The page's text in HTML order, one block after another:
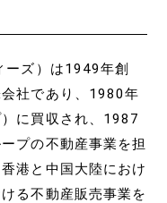
ーズ）は1949年創
社であり、1980年
に買収され、1987
プの不動産事業を担
港と中国大陸におけ
る不動産販売事業を